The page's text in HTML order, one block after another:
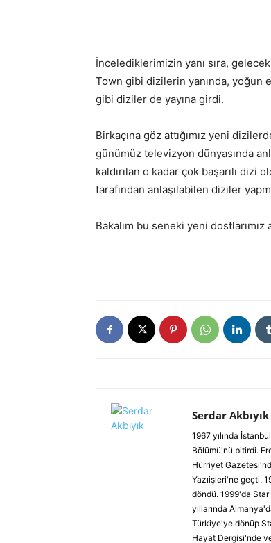
İncelediklerimizin yanı sıra,
Town gibi dizilerin yanında, yoğun
gibi diziler de yayına girdi.
Birkaçına göz attığımız yeni
günümüz televizyon dünyasında
kaldırılan o kadar çok başarılı dizi
tarafından anlaşılabilen diziler
Bakalım bu seneki yeni
Serdar Akbıyık
1967 yılında
Bölümü'nü bitirdi.
Hürriyet
Yazıişleri'ne geçti.
döndü. 1999'da
yıllarında
Türkiye'ye dönüp
Hayat Dergisi'nde